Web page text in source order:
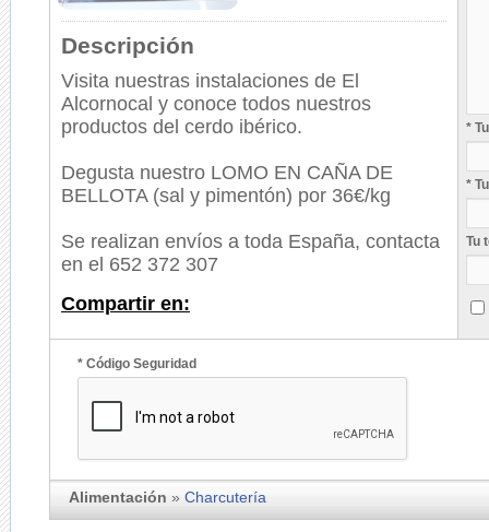
Descripción
Visita nuestras instalaciones de El
Alcornocal y conoce todos nuestros
productos del cerdo ibérico.
Degusta nuestro LOMO EN CAÑA DE
BELLOTA (sal y pimentón) por 36€/kg
Se realizan envíos a toda España, contacta
en el 652 372 307
Compartir en:
*
*
Tu
* Código Seguridad
Alimentación » Charcutería